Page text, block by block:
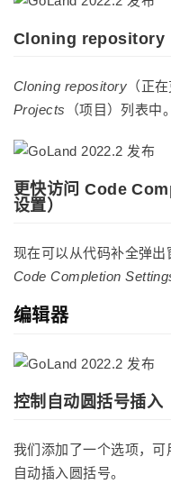
Cloning repository
Cloning repository （正
Projects （项目）列表中。
更快访问 Code
设置）
现在可以从代码补全弹
Code Completion
编辑器
控制自动圆括号插入
我们添加了一个选项，
自动插入圆括号。